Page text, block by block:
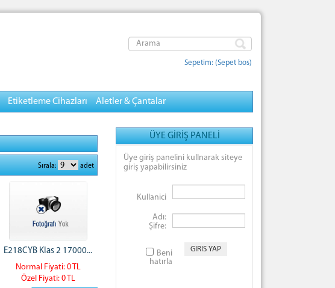
Sepetim: (Sepet bos)
Etiketleme Cihazları Aletler & Çantalar
Sırala: adet
E218CYB Klas 2 17000...
Normal Fiyati: 0 TL
Özel Fiyati: 0 TL
ÜYE GİRİŞ PANELİ
Üye giriş panelini kullnarak siteye
giriş yapabilirsiniz
Kullanici
Adı:
Şifre:
Beni
hatırla